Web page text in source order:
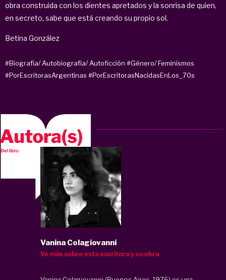
obra construida con los dientes apretados y la sonrisa de quien,
en secreto, sabe que está creando su propio sol.
Betina González
#Biografía/ Autobiografía/ Autoficción #Género/ Feminismos
#PorEscritorasArgentinas #PorEscritorasNacidasEnLos_70s
Vanina Colagiovanni
Ve más sobre esta escritora y su obra